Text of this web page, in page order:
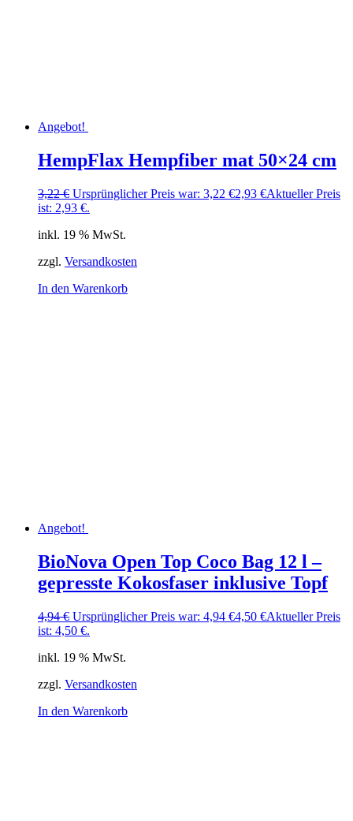
Angebot!
HempFlax Hempfiber mat 50×24 cm
3,22€ Ursprünglicher Preis war: 3,22 €2,93 €Aktueller Preis
ist: 2,93 €.
inkl. 19 % MwSt.
zzgl. Versandkosten
In den Warenkorb
Angebot!
BioNova Open Top Coco Bag 12 l –
gepresste Kokosfaser inklusive Topf
4,94€ Ursprünglicher Preis war: 4,94 €4,50 €Aktueller Preis
ist: 4,50 €.
inkl. 19 % MwSt.
zzgl. Versandkosten
In den Warenkorb